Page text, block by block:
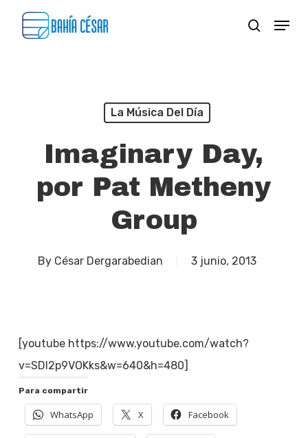
search
Menu
La Música Del Día
Imaginary Day,
por Pat Metheny
Group
By César Dergarabedian 3 junio, 2013
[youtube https://www.youtube.com/watch?
v=SDI2p9VOKks&w=640&h=480]
Para compartir
WhatsApp X Facebook